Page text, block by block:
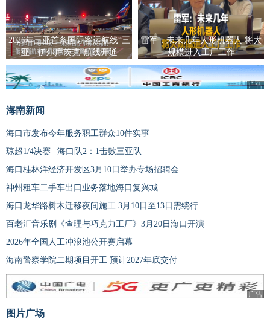
2026年三亚首条国际客运航线“三
亚—伊尔库茨克”航线开通
雷军：未来几年人形机器人 将大
规模进入工厂工作
广告
海南新闻
海口市发布今年服务职工群众10件实事
琼超1/4决赛 | 海口队2：1击败三亚队
海口桂林洋经济开发区3月10日举办专场招聘会
神州租车二手车出口业务落地海口复兴城
海口龙华路树木迁移夜间施工 3月10日至13日需绕行
百老汇音乐剧《查理与巧克力工厂》3月20日海口开演
2026年全国人工冲浪池公开赛启幕
海南警察学院二期项目开工 预计2027年底交付
广告
图片广场